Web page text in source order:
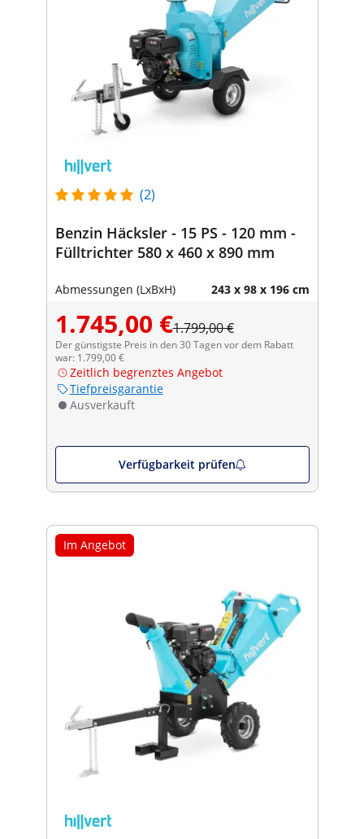
(2)
Benzin Häcksler - 15 PS - 120 mm -
Fülltrichter 580 x 460 x 890 mm
Abmessungen (LxBxH) 243 x 98 x 196 cm
1.745,00 €1.799,00 €
Der günstigste Preis in den 30 Tagen vor dem Rabatt
war: 1.799,00 €
Zeitlich begrenztes Angebot
Tiefpreisgarantie
Ausverkauft
Verfügbarkeit prüfen
Im Angebot